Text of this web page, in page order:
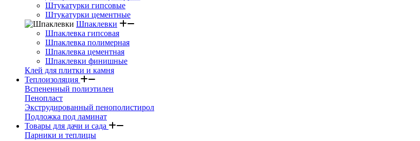
Штукатурки гипсовые
Штукатурки цементные
Шпаклевки
Шпаклевка гипсовая
Шпаклевка полимерная
Шпаклевка цементная
Шпаклевки финишные
Клей для плитки и камня
Теплоизоляция
Вспененный полиэтилен
Пенопласт
Экструдированный пенополистирол
Подложка под ламинат
Товары для дачи и сада
Парники и теплицы